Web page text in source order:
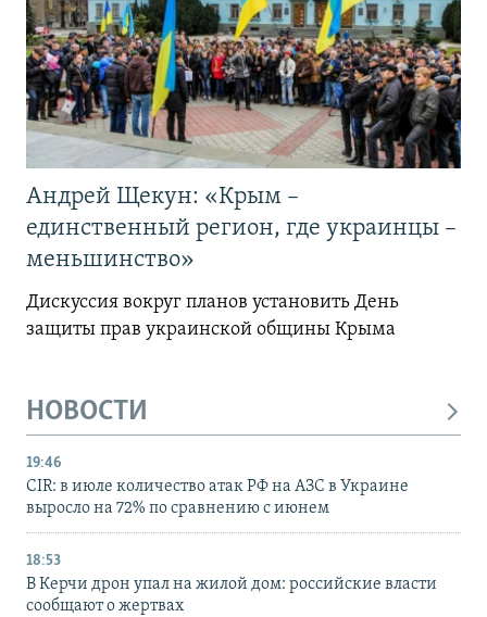
Андрей Щекун: «Крым –
единственный регион, где украинцы –
меньшинство»
Дискуссия вокруг планов установить День
защиты прав украинской общины Крыма
НОВОСТИ
19:46
CIR: в июле количество атак РФ на АЗС в Украине
выросло на 72% по сравнению с июнем
18:53
В Керчи дрон упал на жилой дом: российские власти
сообщают о жертвах